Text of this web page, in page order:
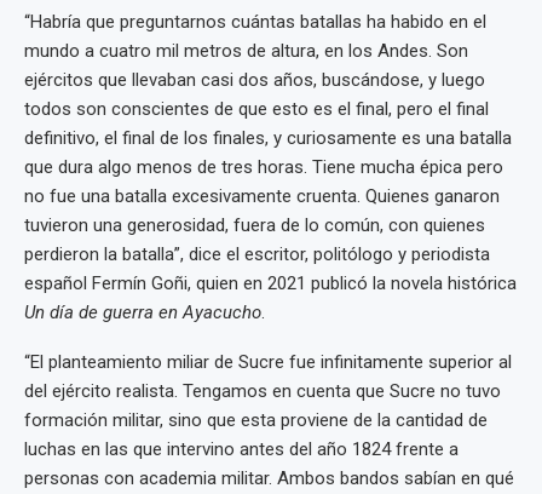
“Habría que preguntarnos cuántas batallas ha habido en el
mundo a cuatro mil metros de altura, en los Andes. Son
ejércitos que llevaban casi dos años, buscándose, y luego
todos son conscientes de que esto es el final, pero el final
definitivo, el final de los finales, y curiosamente es una batalla
que dura algo menos de tres horas. Tiene mucha épica pero
no fue una batalla excesivamente cruenta. Quienes ganaron
tuvieron una generosidad, fuera de lo común, con quienes
perdieron la batalla”, dice el escritor, politólogo y periodista
español Fermín Goñi, quien en 2021 publicó la novela histórica
Un día de guerra en Ayacucho
“El planteamiento miliar de Sucre fue infinitamente superior al
del ejército realista. Tengamos en cuenta que Sucre no tuvo
formación militar, sino que esta proviene de la cantidad de
luchas en las que intervino antes del año 1824 frente a
personas con academia militar. Ambos bandos sabían en qué